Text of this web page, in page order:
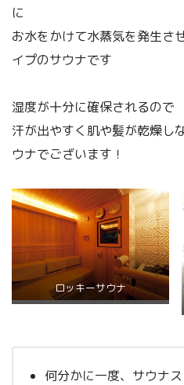
に
お水をかけて水蒸気を発生さ
イプのサウナです
湿度が十分に確保されるので
汗が出やすく肌や髪が乾燥し
ウナでございます！
ロッキーサウナ
何分かに一度、サウナ